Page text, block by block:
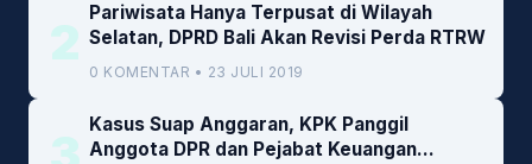
2
Pariwisata Hanya Terpusat di Wilayah
Selatan, DPRD Bali Akan Revisi Perda RTRW
0 KOMENTAR • 23 JULI 2019
Kasus Suap Anggaran, KPK Panggil
Anggota DPR dan Pejabat Keuangan